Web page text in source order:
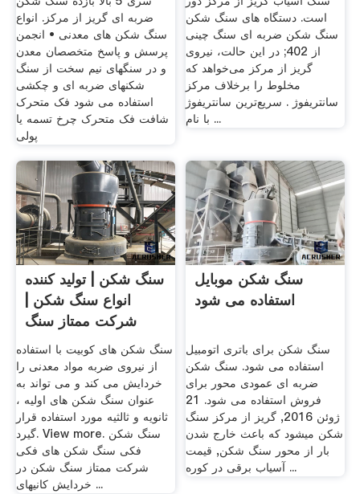
ضربه ای گریز از مرکز. انواع
سنگ شکن های معدنی • انجمن
پرسش و پاسخ متخصصان معدن
و در سنگهای نیم سخت از سنگ
شکنهای ضربه ای و چکشی
استفاده می شود فک متحرک
شافت فک متحرک چرخ تسمه یا
پولی
است. دستگاه های سنگ شکن
سنگ شکن ضربه ای سنگ چینی
از 402; در این حالت، نیروی
گریز از مرکز می‌خواهد که
مخلوط را برخلاف مرکز
سانتریفوژ . سریع‌ترین سانتریفوژ
با نام ...
سنگ شکن | تولید کننده
انواع سنگ شکن |
شرکت ممتاز سنگ
شکن
سنگ شکن های کوبیت با استفاده
از نیروی ضربه مواد معدنی را
خردایش می کند و می تواند به
عنوان سنگ شکن های اولیه ،
ثانویه و ثالثیه مورد استفاده قرار
گیرد. View more. سنگ شکن
فکی سنگ شکن های فکی
شرکت ممتاز سنگ شکن در
خردایش کانیهای ...
سنگ شکن موبایل
استفاده می شود
سنگ شکن برای باتری اتومبیل
استفاده می شود. سنگ شکن
ضربه ای عمودی محور برای
فروش استفاده می شود. 21
ژوئن 2016, گریز از مرکز سنگ
شکن ميشود كه باعث خارج شدن
بار از محور سنگ شکن, قیمت
آسیاب برقی در کوره ...